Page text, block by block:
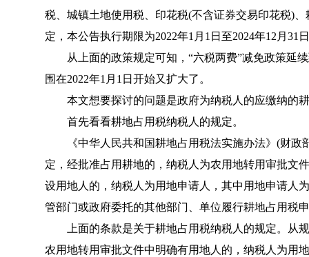
税、城镇土地使用税、印花税(不含证券交易印花税)
定，本公告执行期限为2022年1月1日至2024年12月31
从上面的政策规定可知，“六税两费”减免政策延续
围在2022年1月1日开始又扩大了。
本文想要探讨的问题是政府为纳税人的应缴纳的耕
首先看看耕地占用税纳税人的规定。
《中华人民共和国耕地占用税法实施办法》(财政
定，经批准占用耕地的，纳税人为农用地转用审批文
设用地人的，纳税人为用地申请人，其中用地申请人
管部门或政府委托的其他部门、单位履行耕地占用税
上面的条款是关于耕地占用税纳税人的规定。从
农用地转用审批文件中明确有用地人的，纳税人为用